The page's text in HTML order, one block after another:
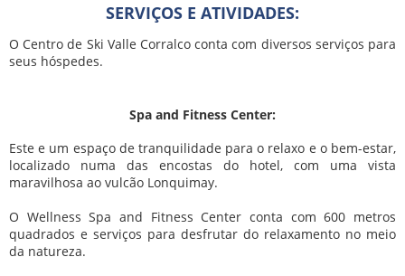
SERVIÇOS E ATIVIDADES:
O Centro de Ski Valle Corralco conta com diversos serviços para
seus hóspedes.
Spa and Fitness Center:
Este e um espaço de tranquilidade para o relaxo e o bem-estar,
localizado numa das encostas do hotel, com uma vista
maravilhosa ao vulcão Lonquimay.
O Wellness Spa and Fitness Center conta com 600 metros
quadrados e serviços para desfrutar do relaxamento no meio
da natureza.